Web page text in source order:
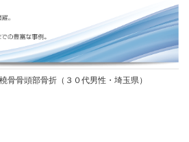
績（初回申請）
績（異議申立）
骨骨頭部骨折（３０代男性・埼玉県）